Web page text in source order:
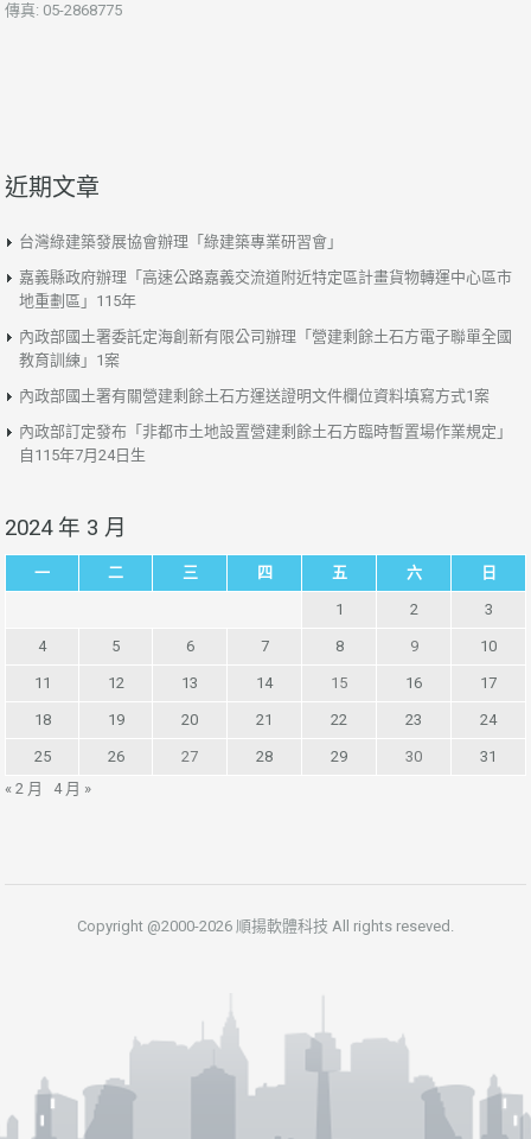
傳真: 05-2868775
近期文章
台灣綠建築發展協會辦理「綠建築專業研習會」
嘉義縣政府辦理「高速公路嘉義交流道附近特定區計畫貨物轉運中心區市
地重劃區」115年
內政部國土署委託定海創新有限公司辦理「營建剩餘土石方電子聯單全國
教育訓練」1案
內政部國土署有關營建剩餘土石方運送證明文件欄位資料填寫方式1案
內政部訂定發布「非都市土地設置營建剩餘土石方臨時暫置場作業規定」
自115年7月24日生
2024 年 3 月
一 二 三 四 五 六 日
1 2 3
4 5 6 7 8 9 10
11 12 13 14 15 16 17
18 19 20 21 22 23 24
25 26 27 28 29 30
31
« 2 月
4 月 »
Copyright @2000-2026 順揚軟體科技 All rights reseved.